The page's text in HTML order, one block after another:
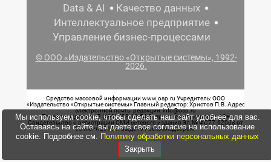
Data & AI
Качество данных
Интеллектуальное предприятие
Управление бизнес-процессами
© ООО «Издательство «Открытые системы», 1992-
2026.
Средство массовой информации www.osp.ru Учредитель: ООО
«Издательство «Открытые системы» Главный редактор: Христов П.В. Адрес
электронной почты редакции: info@osp.ru
Телефон редакции: 7 (499) 703-18-54 Возрастная маркировка: 12+
Свидетельство о регистрации СМИ сетевого издания Эл.№ ФС77-62008 от
05 июня 2015 г. выдано Роскомнадзором.
Мы используем cookie, чтобы сделать наш сайт удобнее для вас.
Оставаясь на сайте, вы даете свое согласие на использование
cookie. Подробнее см. Политику обработки персональных данных
Закрыть